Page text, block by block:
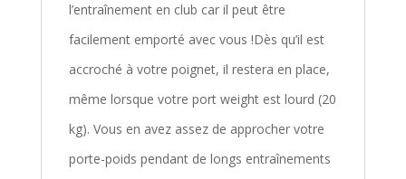
l’entraînement en club car il peut être
facilement emporté avec vous !Dès qu’il est
accroché à votre poignet, il restera en place,
même lorsque votre port weight est lourd (20
kg). Vous en avez assez de approcher votre
porte-poids pendant de longs entraînements